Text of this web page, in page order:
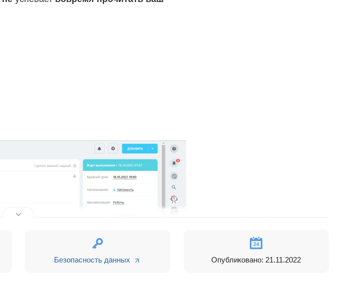
Безопасность данных Опубликовано: 21.11.2022